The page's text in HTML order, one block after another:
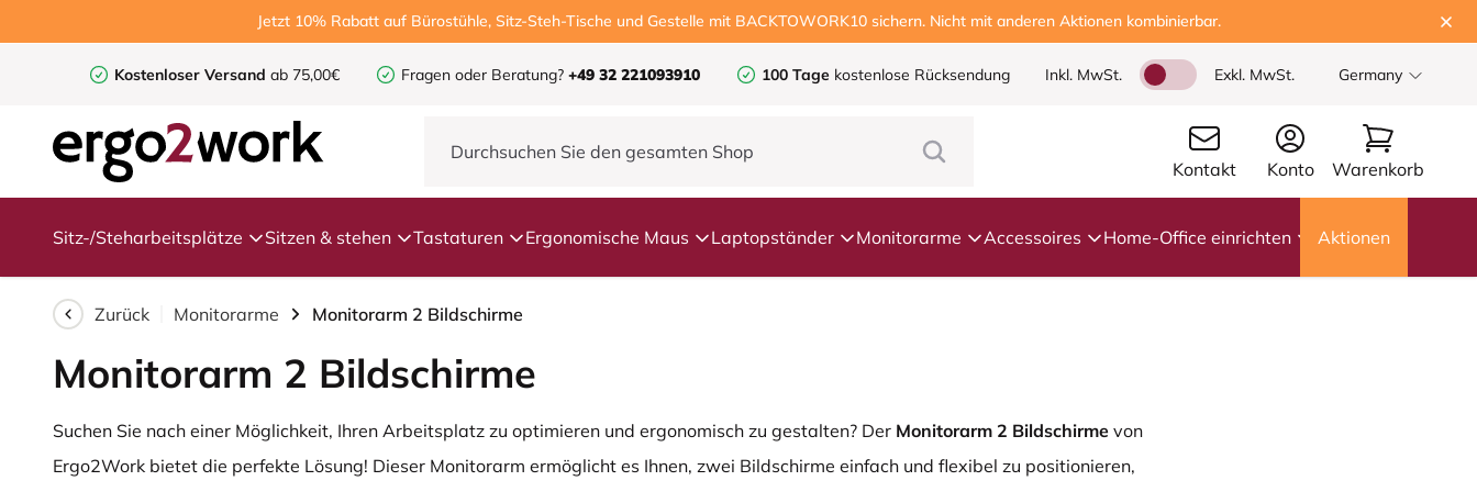
Jetzt 10% Rabatt auf Bürostühle, Sitz-Steh-Tische und Gestelle mit BACKTOWORK10 sichern. Nicht mit anderen Aktionen kombinierbar.
Kostenloser Versand ab 75,00€ Fragen oder Beratung? +49 32 221093910 100 Tage kostenlose Rücksendung Inkl. MwSt. Exkl. MwSt. Germany
Kontakt Konto Warenkorb
Sitz-/Steharbeitsplätze Sitzen & stehen Tastaturen Ergonomische Maus Laptopständer Monitorarme Accessoires Home-Office einrichten Aktionen
Zurück Monitorarme Monitorarm 2 Bildschirme
Monitorarm 2 Bildschirme
Suchen Sie nach einer Möglichkeit, Ihren Arbeitsplatz zu optimieren und ergonomisch zu gestalten? Der Monitorarm 2 Bildschirme von
Ergo2Work bietet die perfekte Lösung! Dieser Monitorarm ermöglicht es Ihnen, zwei Bildschirme einfach und flexibel zu positionieren,